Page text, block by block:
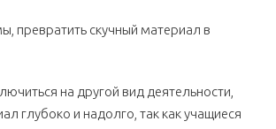
превратить скучный материал в
на другой вид деятельности,
глубоко и надолго, так как учащиеся